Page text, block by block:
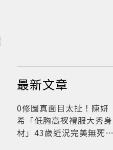
最新文章
0修圖真面目太扯！陳妍
希「低胸高衩禮服大秀身
材」43歲近況完美無死角